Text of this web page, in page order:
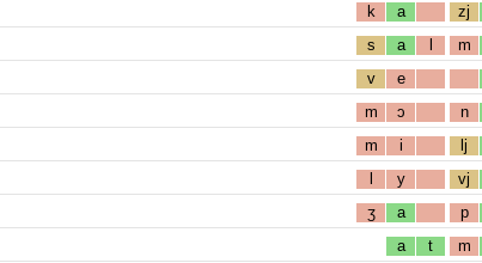
k
a zj
s
a l m
v
e
m
ɔ n
m
i lj
l
y vj
ʒ
a p
a
t m